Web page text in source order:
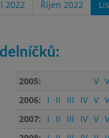
2022 Říjen 2022
2005: V
2006:
I II III IV V
2007:
I II III IV V